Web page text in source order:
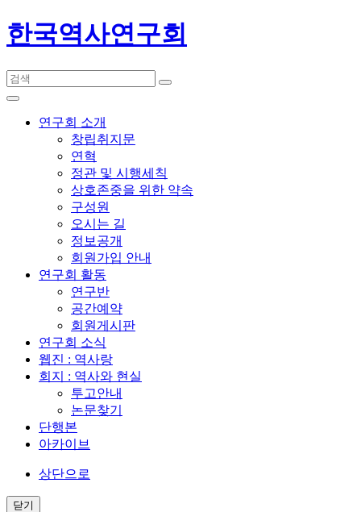
한국역사연구회
연구회 소개
창립취지문
연혁
정관 및 시행세칙
상호존중을 위한 약속
구성원
오시는 길
정보공개
회원가입 안내
연구회 활동
연구반
공간예약
회원게시판
연구회 소식
웹진 : 역사랑
회지 : 역사와 현실
투고안내
논문찾기
단행본
아카이브
상단으로
닫기